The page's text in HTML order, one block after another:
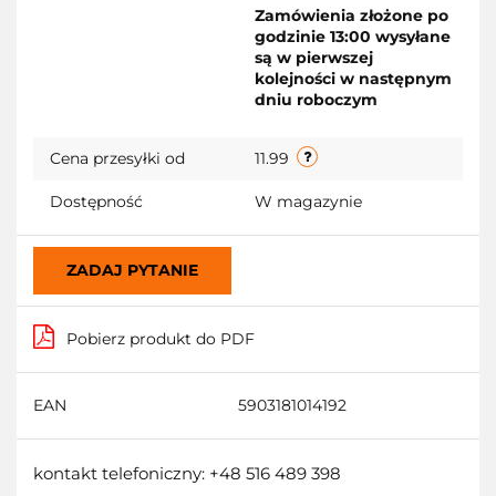
Zamówienia złożone po
godzinie 13:00 wysyłane
są w pierwszej
kolejności w następnym
dniu roboczym
Cena przesyłki od 11.99
Dostępność W magazynie
ZADAJ PYTANIE
Pobierz produkt do PDF
EAN 5903181014192
kontakt telefoniczny: +48 516 489 398